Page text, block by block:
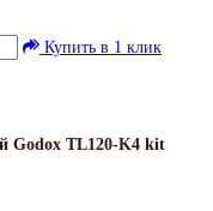
Купить в 1 клик
Godox TL120-K4 kit